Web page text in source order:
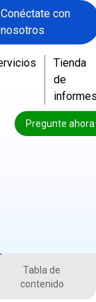
Conéctate con
nosotros
Tienda
de
Pregunte ahora
Tabla de
contenido